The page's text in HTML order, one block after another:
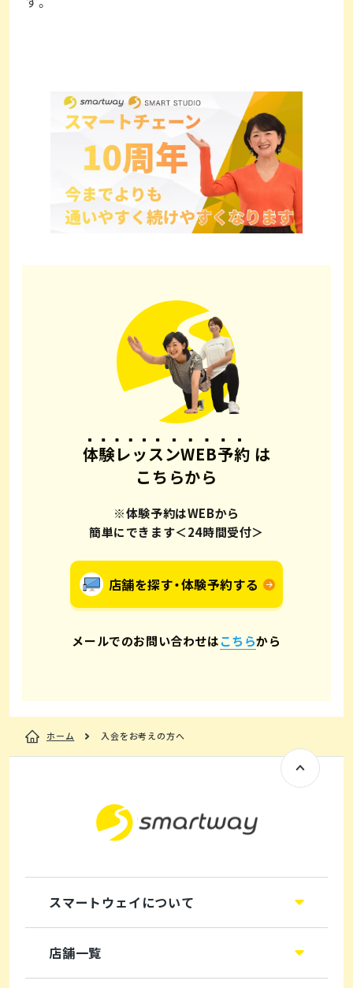
体験レッスンWEB予約 は
こちらから
※体験予約はWEBから
簡単にできます＜24時間受付＞
店舗を探す・体験予約する
メールでのお問い合わせはこちらから
ホーム 入会をお考えの方へ
スマートウェイについて
店舗一覧